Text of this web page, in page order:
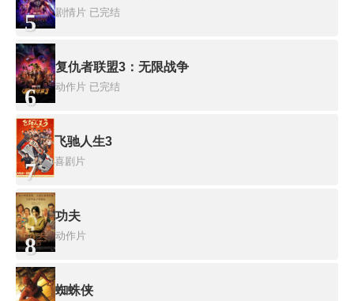
5 剧情片 已完结
6
复仇者联盟3：无限战争
动作片 已完结
7
飞驰人生3
喜剧片
8
功夫
动作片
蜘蛛侠